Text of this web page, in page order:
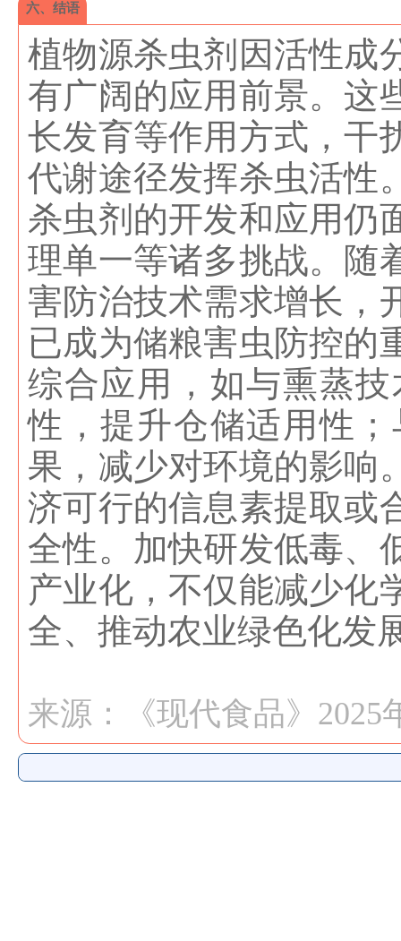
六、结语
植物源杀虫剂因活性成
有广阔的应用前景。这
长发育等作用方式，干
代谢途径发挥杀虫活性
杀虫剂的开发和应用仍
理单一等诸多挑战。随
害防治技术需求增长，
已成为储粮害虫防控的
综合应用，如与熏蒸
性，提升仓储适用性
果，减少对环境的影响
济可行的信息素提取或
全性。加快研发低毒、
产业化，不仅能减少化
全、推动农业绿色化发
来源：《现代食品》2025